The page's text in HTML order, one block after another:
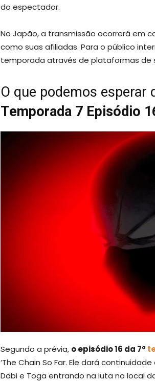
do espectador.
No Japão, a transmissão ocorrerá em
como suas afiliadas. Para o público
temporada através de plataformas de
O que podemos esperar
Temporada 7 Episódio
Segundo a prévia, o episódio 16 da 7ª
‘The Chain So Far. Ele dará
Dabi e Toga entrando na luta no local